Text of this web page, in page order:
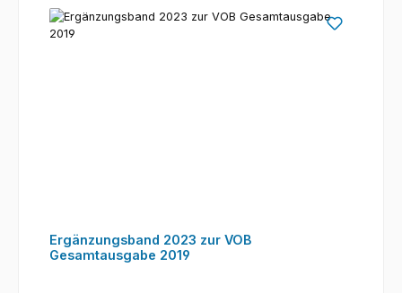
Ergänzungsband 2023 zur VOB
Gesamtausgabe 2019